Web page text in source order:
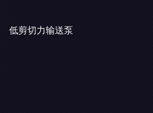
低剪切力输送泵